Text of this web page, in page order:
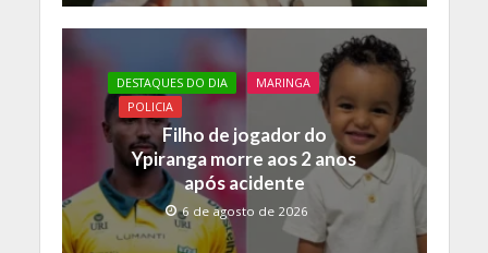
DESTAQUES DO DIA
MARINGA
POLICIA
Filho de jogador do
Ypiranga morre aos 2 anos
após acidente
6 de agosto de 2026